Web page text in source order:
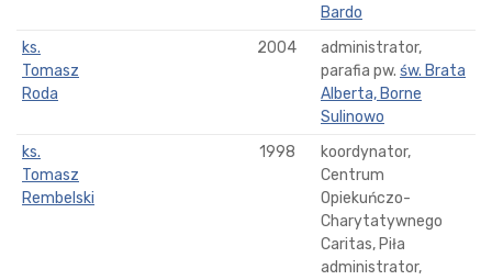
Bardo
ks.
Tomasz
Roda
2004
administrator,
parafia pw. św. Brata
Alberta, Borne
Sulinowo
ks.
Tomasz
Rembelski
1998
koordynator,
Centrum
Opiekuńczo-
Charytatywnego
Caritas, Piła
administrator,